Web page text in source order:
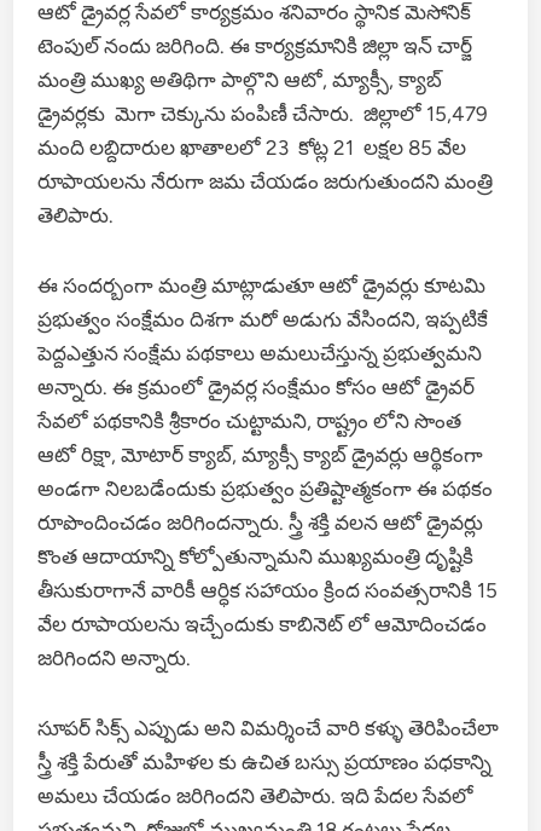
ఆటో డ్రైవర్ల సేవలో కార్యక్రమం శనివారం స్థానిక మెసోనిక్
టెంపుల్ నందు జరిగింది. ఈ కార్యక్రమానికి జిల్లా ఇన్ చార్జ్
మంత్రి ముఖ్య అతిథిగా పాల్గొని ఆటో, మ్యాక్సీ, క్యాబ్
డ్రైవర్లకు మెగా చెక్కును పంపిణీ చేసారు. జిల్లాలో 15,479
మంది లబ్దిదారుల ఖాతాలలో 23 కోట్ల 21 లక్షల 85 వేల
రూపాయలను నేరుగా జమ చేయడం జరుగుతుందని మంత్రి
తెలిపారు.
ఈ సందర్బంగా మంత్రి మాట్లాడుతూ ఆటో డ్రైవర్లు కూటమి
ప్రభుత్వం సంక్షేమం దిశగా మరో అడుగు వేసిందని, ఇప్పటికే
పెద్దఎత్తున సంక్షేమ పథకాలు అమలుచేస్తున్న ప్రభుత్వమని
అన్నారు. ఈ క్రమంలో డ్రైవర్ల సంక్షేమం కోసం ఆటో డ్రైవర్
సేవలో పథకానికి శ్రీకారం చుట్టామని, రాష్ట్రం లోని సొంత
ఆటో రిక్షా, మోటార్ క్యాబ్, మ్యాక్సీ క్యాబ్ డ్రైవర్లు ఆర్థికంగా
అండగా నిలబడేందుకు ప్రభుత్వం ప్రతిష్టాత్మకంగా ఈ పథకం
రూపొందించడం జరిగిందన్నారు. స్త్రీ శక్తి వలన ఆటో డ్రైవర్లు
కొంత ఆదాయాన్ని కోల్పోతున్నామని ముఖ్యమంత్రి దృష్టికి
తీసుకురాగానే వారికీ ఆర్ధిక సహాయం క్రింద సంవత్సరానికి 15
వేల రూపాయలను ఇచ్చేందుకు కాబినెట్ లో ఆమోదించడం
జరిగిందని అన్నారు.
సూపర్ సిక్స్ ఎప్పుడు అని విమర్శించే వారి కళ్ళు తెరిపించేలా
స్త్రీ శక్తి పేరుతో మహిళల కు ఉచిత బస్సు ప్రయాణం పధకాన్ని
అమలు చేయడం జరిగిందని తెలిపారు. ఇది పేదల సేవలో